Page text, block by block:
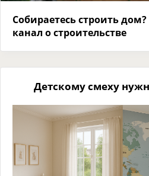
Собираетесь строить
канал о строительстве
Детскому смеху